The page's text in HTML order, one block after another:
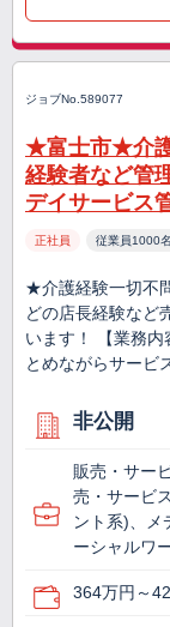
ジョブNo.589077
★富士市★介護
経験者など管
デイサービス
正社員 従業員1000
★介護経験一切不
どの店長経験など
います！ 【業務内
とめながらサービ
非公開
販売・サー
売・サービ
ント系)、メ
ーシャルワ
364万円～